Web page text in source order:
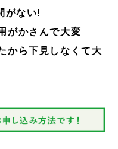
がない!
がかさんで大変
から下見しなくて大